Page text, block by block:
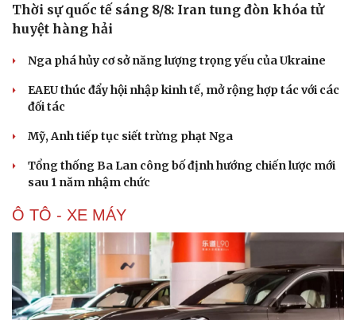
Thời sự quốc tế sáng 8/8: Iran tung đòn khóa tử
huyệt hàng hải
Nga phá hủy cơ sở năng lượng trọng yếu của Ukraine
EAEU thúc đẩy hội nhập kinh tế, mở rộng hợp tác với các
đối tác
Mỹ, Anh tiếp tục siết trừng phạt Nga
Tổng thống Ba Lan công bố định hướng chiến lược mới
sau 1 năm nhậm chức
Ô TÔ - XE MÁY